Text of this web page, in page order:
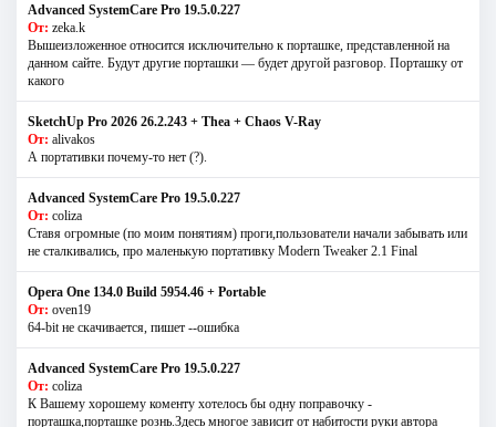
Advanced SystemCare Pro 19.5.0.227
От: zeka.k
Вышеизложенное относится исключительно к порташке, представленной на
данном сайте. Будут другие порташки — будет другой разговор. Порташку от
какого
SketchUp Pro 2026 26.2.243 + Thea + Chaos V-Ray
От: alivakos
А портативки почему-то нет (?).
Advanced SystemCare Pro 19.5.0.227
От: coliza
Ставя огромные (по моим понятиям) проги,пользователи начали забывать или
не сталкивались, про маленькую портативку Modern Tweaker 2.1 Final
Opera One 134.0 Build 5954.46 + Portable
От: oven19
64-bit не скачивается, пишет --ошибка
Advanced SystemCare Pro 19.5.0.227
От: coliza
К Вашему хорошему коменту хотелось бы одну поправочку -
порташка,порташке рознь.Здесь многое зависит от набитости руки автора